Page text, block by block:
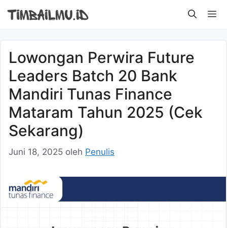
Lowongan Perwira Future
Leaders Batch 20 Bank
Mandiri Tunas Finance
Mataram Tahun 2025 (Cek
Sekarang)
Juni 18, 2025 oleh Penulis